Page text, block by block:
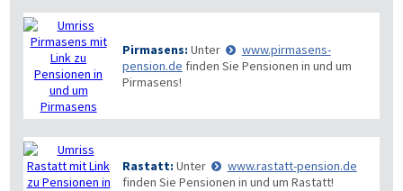
Pirmasens: Unter
www.pirmasens-
pension.de finden Sie Pensionen in und um
Pirmasens!
Rastatt: Unter
www.rastatt-pension.de
finden Sie Pensionen in und um Rastatt!